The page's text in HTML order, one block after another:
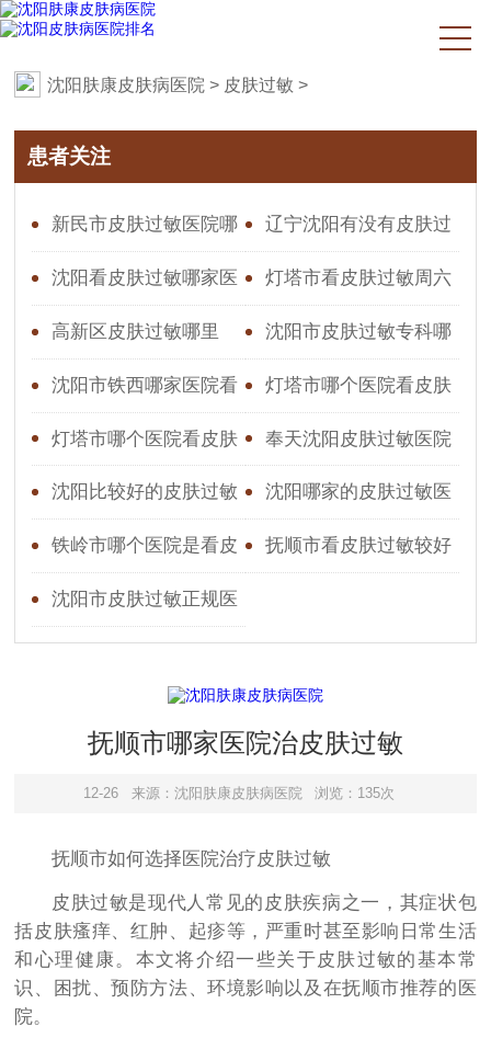
沈阳肤康皮肤病医院 > 皮肤过敏 >
患者关注
新民市皮肤过敏医院哪
家好点
辽宁沈阳有没有皮肤过
敏医院
沈阳看皮肤过敏哪家医
院好？沈阳肤康医院皮肤
科推荐
灯塔市看皮肤过敏周六
哪一家门诊不休息
高新区皮肤过敏哪里 沈阳市皮肤过敏专科哪
家好
沈阳市铁西哪家医院看
过敏皮肤科好的
灯塔市哪个医院看皮肤
过敏好
灯塔市哪个医院看皮肤
过敏效果好
奉天沈阳皮肤过敏医院
沈阳比较好的皮肤过敏
科
沈阳哪家的皮肤过敏医
院好
铁岭市哪个医院是看皮
肤过敏专科
抚顺市看皮肤过敏较好
沈阳市皮肤过敏正规医
抚顺市哪家医院治皮肤过敏
12-26 来源：沈阳肤康皮肤病医院 浏览：135次
抚顺市如何选择医院治疗皮肤过敏
皮肤过敏是现代人常见的皮肤疾病之一，其症状包
括皮肤瘙痒、红肿、起疹等，严重时甚至影响日常生活
和心理健康。本文将介绍一些关于皮肤过敏的基本常
识、困扰、预防方法、环境影响以及在抚顺市推荐的医
院。